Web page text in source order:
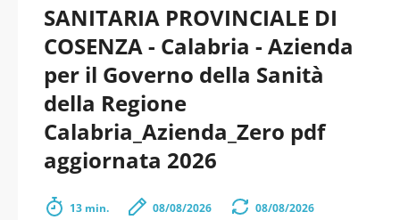
SANITARIA PROVINCIALE DI
COSENZA - Calabria - Azienda
per il Governo della Sanità
della Regione
Calabria_Azienda_Zero pdf
aggiornata 2026
13 min. 08/08/2026 08/08/2026